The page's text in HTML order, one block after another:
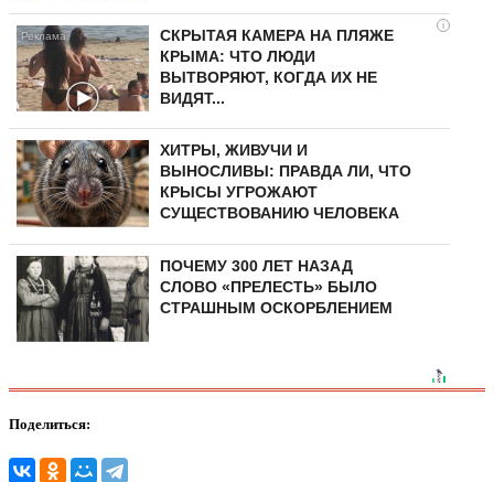
i
СКРЫТАЯ КАМЕРА НА ПЛЯЖЕ
КРЫМА: ЧТО ЛЮДИ
ВЫТВОРЯЮТ, КОГДА ИХ НЕ
ВИДЯТ...
ХИТРЫ, ЖИВУЧИ И
ВЫНОСЛИВЫ: ПРАВДА ЛИ, ЧТО
КРЫСЫ УГРОЖАЮТ
СУЩЕСТВОВАНИЮ ЧЕЛОВЕКА
ПОЧЕМУ 300 ЛЕТ НАЗАД
СЛОВО «ПРЕЛЕСТЬ» БЫЛО
СТРАШНЫМ ОСКОРБЛЕНИЕМ
Поделиться: